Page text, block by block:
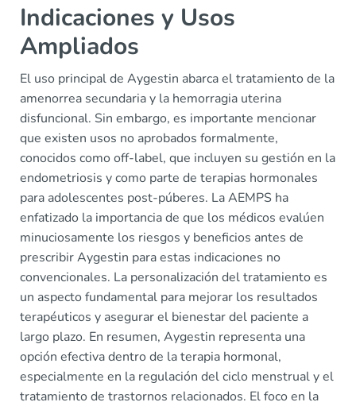
Indicaciones y Usos
Ampliados
El uso principal de Aygestin abarca el tratamiento de la
amenorrea secundaria y la hemorragia uterina
disfuncional. Sin embargo, es importante mencionar
que existen usos no aprobados formalmente,
conocidos como off-label, que incluyen su gestión en la
endometriosis y como parte de terapias hormonales
para adolescentes post-púberes. La AEMPS ha
enfatizado la importancia de que los médicos evalúen
minuciosamente los riesgos y beneficios antes de
prescribir Aygestin para estas indicaciones no
convencionales. La personalización del tratamiento es
un aspecto fundamental para mejorar los resultados
terapéuticos y asegurar el bienestar del paciente a
largo plazo. En resumen, Aygestin representa una
opción efectiva dentro de la terapia hormonal,
especialmente en la regulación del ciclo menstrual y el
tratamiento de trastornos relacionados. El foco en la